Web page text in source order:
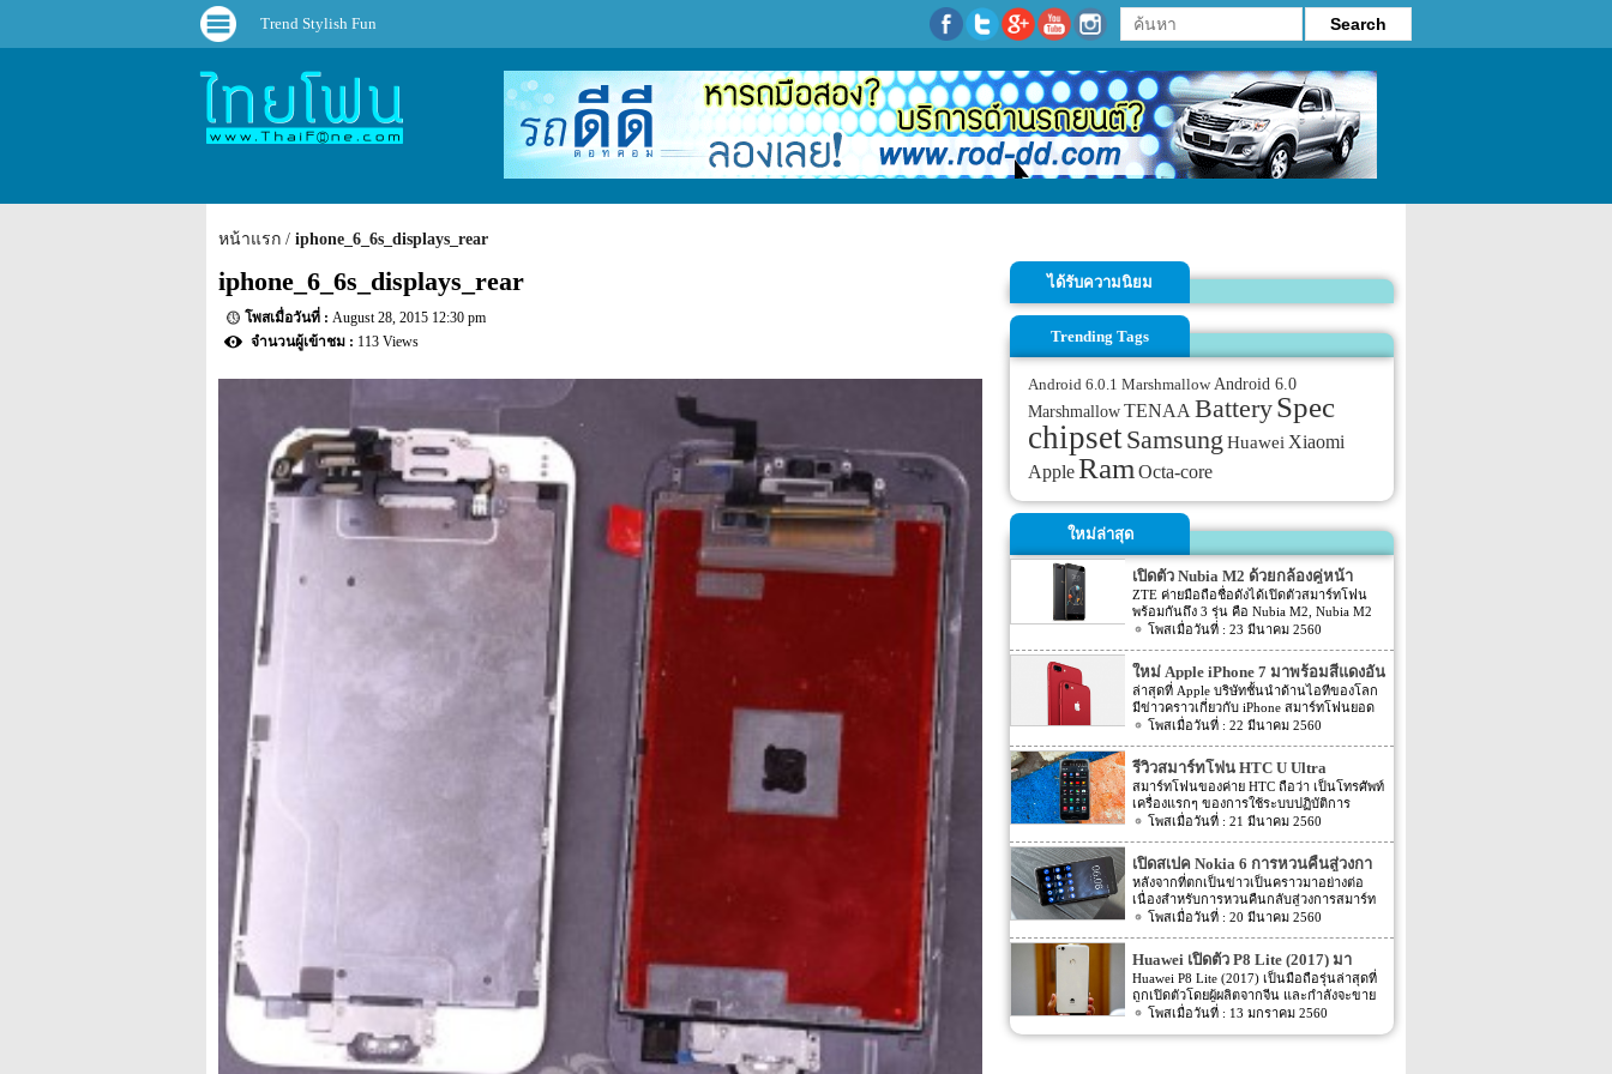
Trend Stylish Fun
หน้าแรก iphone_6_6s_displays_rear
iphone_6_6s_displays_rear
August 28, 2015 12:30 pm
113 Views
ได้รับความนิยม
Trending Tags
Android 6.0.1 Marshmallow Android 6.0
MarshmallowTENAABatterySpec
chipsetSamsung Huawei Xiaomi
AppleRam Octa-core
ใหม่ล่าสุด
เปิดตัว Nubia M2 ด้วยกล้องคู่หน้า
ZTE ค่ายมือถือชื่อดังได้เปิดตัวสมาร์ทโฟน
พร้อมกันถึง 3 รุ่น คือ Nubia M2, Nubia M2
Lite และ Nubia N2 ซึ่งแต่ละรุ่นก็มีความน่า
นี้เราจะมารีวิวให้ท่านได้รู้จักกับ Nubia M2
ที่มีจุดขายตรงกล้องหน้าที่มาเป็นคู่ นอกจาก
กล้องหน้าที่มาเป็นคู่แล้วยังมีส่วนอื่นๆ ที่น่า
สนใจอีก Nubia M2 ใช้กล้องหน้าแบบคู่ที่มี
ความละเอียดสูงถึง 13MP มีรูรับแสง f 2.2
กล้องหน้าสำหรับการเซลฟี่มีความละเอียด
16MP พร้อมกับรูรับแสง f/2.0 กล้องหน้า
สามารถจับภาพได้กว้างถึง 80 องศา นั้นจะ
ทำให้การถ่ายรูปเซลฟี่ได้กว้างมากยิ่งขึ้น
หน้าจอเป็นแบบ AMOLED มีความละเอียดสูง
ถึง 1080p ขนาด 5.5 นิ้ว ระบบประมวลผล
การทำงานจะเป็นชิปเซ็ต Snapdragon 625
เป็นชิปประมวลผลของ Qualcomm ใช้ RAM
4GB หน่วยความจำมีให้เลือกอยู่ 2 ขนาด คือ
[…]
23 มีนาคม 2560
ใหม่ Apple iPhone 7 มาพร้อมสีแดงอัน
ร้อนแรง
ล่าสุดที่ Apple บริษัทชั้นนำด้านไอทีของโลก
มีข่าวคราวเกี่ยวกับ iPhone สมาร์ทโฟนยอด
ฮิตในประเทศไทยและทั่วโลก และในช่วงที่
อาจจะพลาดโอกาสได้สัมผัสเทคโนโลยีอัน
ทันสมัยในคราวนั้น แต่ก็ถือว่า เป็นความโชค
ดีที่คุณกำลังจะได้สัมผัสกับ iPhone 7 ที่มา
พร้อมการออกแบบสีของบอดี้ด้วยสีแดงอัน
ร้อนแรง เร้าใจแบบสุดๆ ทำให้สาวกของ
Apple กระเป๋าสั่นกันเลยทีเดียว การออกแบบ
iPhone 7 สีแดง ได้แรงบันดาลใจมาจากการ
กุศลของ iGadget ซึ่งปกติแล้ว การปรับแต่ง
Apple จะให้บริษัทข้างนอกช่วยในการปรับ
แต่งให้ แต่บอดี้นี้สีนี้ Apple ลงแรงปรับแต่งเอง
สีแดงอันร้อนแรง Apple จะจับความร้อนแรง
ลงไปใน iPhone 7 และ iPhone 7 Plus ทาง
บริษัท Apple ได้กำหนดวันจำหน่ายในวันศุกร์
ที่ 24 มีนาคม 2560 ที่จะถึงนี้ เวลาในการเปิด
ขายเป็นเวลาช่วงเช้าประมาณ 8.01 น. (เป็น
เวลาในฝั่งประเทศแถบแปซิฟิก) การเปิดตัว
22 มีนาคม 2560
รีวิวสมาร์ทโฟน HTC U Ultra
สมาร์ทโฟนของค่าย HTC ถือว่า เป็นโทรศัพท์
เครื่องแรกๆ ของการใช้ระบบปฏิบัติการ
Android หลายคนน่าจะจำได้ ในช่วงนั้นมี
Bird ที่ฮิตกันทั่วบ้านทั่วเมือง สมาร์ทโฟนหนึ่ง
ในที่สามารถเล่นเกมส์ Angry Bird นี้ได้ ก็คือ
สมาร์ทโฟนจากค่าย HTC หลังจากนั้น HTC
ก็ได้มีการพัฒนาสมาร์ทโฟนขึ้นมาอีก
มากมาย ล่าสุดได้เตรียมปล่อยรุ่นใหม่ อย่าง
HTC U Ultra HTC U Ultra มาพร้อมกับหน้า
จอ Super LCD5 มีขนาด 5.7 นิ้ว หน้าจอเป็น
แบบ Gorilla Glass 5 ซึ่งเป็นหน้าจอใหม่ที่
สามารถป้องกันรอยขีดข่วนได้ ความละเอียด
ของภาพสูงถึง 1,040 X 2,560 พิกเซล
(513ppi) ใช้ชิปประมวลผล Snapdragon 820
ที่มีความเร็วให้เลือกถึง 2 แบบ คือ 2.15GHz
21 มีนาคม 2560
เปิดสเปค Nokia 6 การหวนคืนสู่วงกา
รสมาร์ทโฟน
หลังจากที่ตกเป็นข่าวเป็นคราวมาอย่างต่อ
เนื่องสำหรับการหวนคืนกลับสู่วงการสมาร์ท
โฟน อย่างสมาร์ทโฟนในแบรนด์ Nokia ครั้ง
เอาสมาร์ทโฟนรุ่นนี้ไปทดสอบในห้องปฏิบัติ
การ Nokia 6 เปิดตัวรุ่นแรกภายใต้ชื่อรุ่น TA-
1000 ซึ่งจะมีความน่าสนใจทั้งในเรื่องของ
ซอฟต์แวร์และวัสดุอุปกรณ์ที่นำมาผลิตต่างๆ
Nokia 6 ไม่ได้เป็นสมาร์ทโฟนระดับสูง แต่จะ
เป็นสมาร์ทโฟนราคากลางๆ ที่เตรียมตัวจะมา
20 มีนาคม 2560
Huawei เปิดตัว P8 Lite (2017) มา
พร้อมหน้าจอ 1080p ชิพเซ็ท Kirin
655
Huawei P8 Lite (2017) เป็นมือถือรุ่นล่าสุดที่
ถูกเปิดตัวโดยผู้ผลิตจากจีน และกำลังจะขาย
ในตลาดยุโรปบางประเทศในเร็วๆ นี้ แต่การ
13 มกราคม 2560